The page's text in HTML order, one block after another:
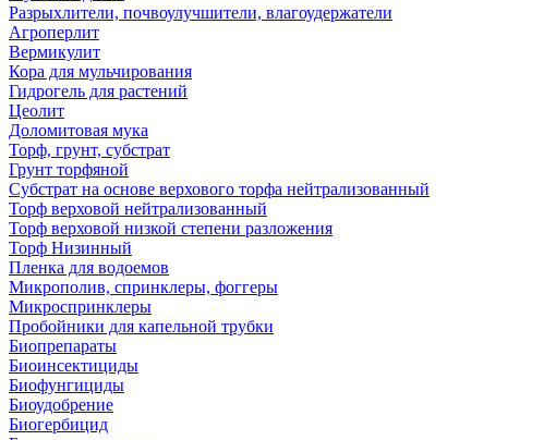
Разрыхлители, почвоулучшители, влагоудержатели
Агроперлит
Вермикулит
Кора для мульчирования
Гидрогель для растений
Цеолит
Доломитовая мука
Торф, грунт, субстрат
Грунт торфяной
Субстрат на основе верхового торфа нейтрализованный
Торф верховой нейтрализованный
Торф верховой низкой степени разложения
Торф Низинный
Пленка для водоемов
Микрополив, спринклеры, фоггеры
Микроспринклеры
Пробойники для капельной трубки
Биопрепараты
Биоинсектициды
Биофунгициды
Биоудобрение
Биогербицид